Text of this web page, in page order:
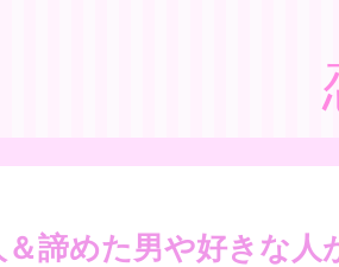
諦めた男や好きな人